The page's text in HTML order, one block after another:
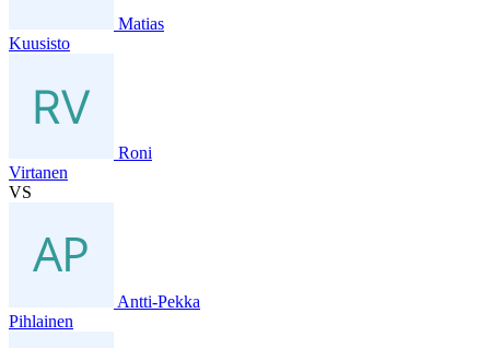
Matias
Kuusisto
Roni
Virtanen
VS
Antti-Pekka
Pihlainen